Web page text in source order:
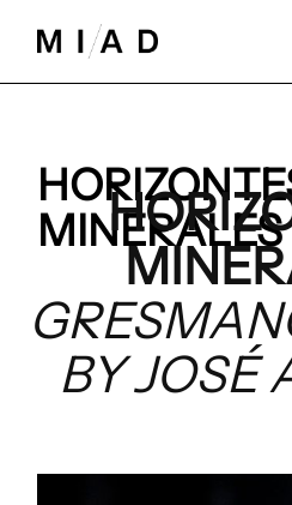
MINERALES
BY JOSÉ